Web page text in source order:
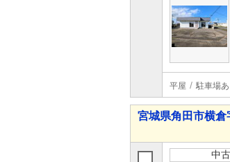
平屋 駐車場あ
宮城県角田市横
中